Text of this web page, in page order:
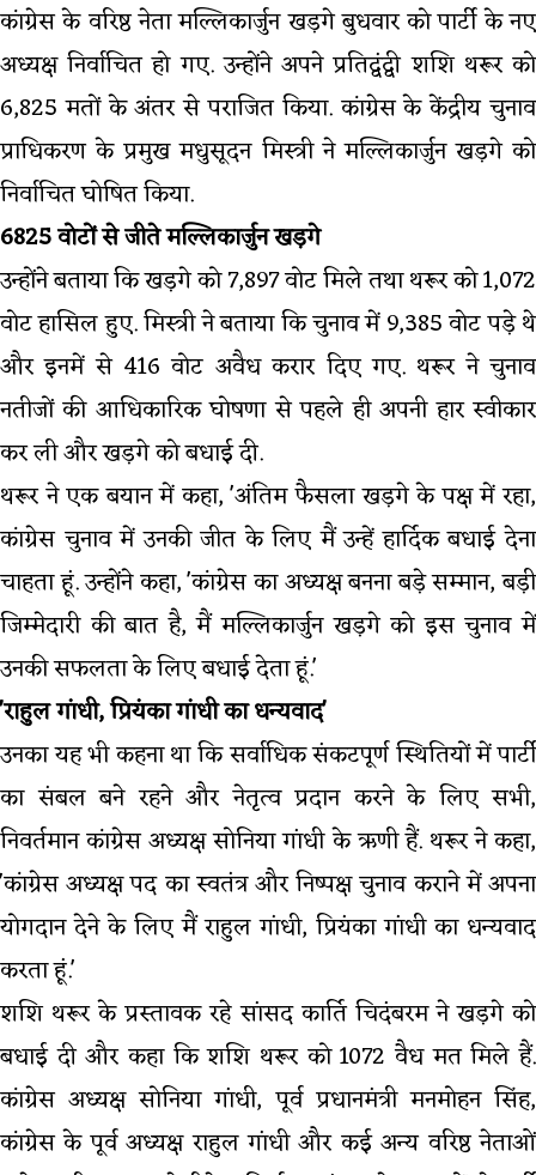
कांग्रेस के वरिष्ठ नेता मल्लिकार्जुन खड़गे बुधवार को पार्टी के नए
अध्यक्ष निर्वाचित हो गए. उन्होंने अपने प्रतिद्वंद्वी शशि थरूर को
6,825 मतों के अंतर से पराजित किया. कांग्रेस के केंद्रीय चुनाव
प्राधिकरण के प्रमुख मधुसूदन मिस्त्री ने मल्लिकार्जुन खड़गे को
निर्वाचित घोषित किया.
6825 वोटों से जीते मल्लिकार्जुन खड़गे
उन्होंने बताया कि खड़गे को 7,897 वोट मिले तथा थरूर को 1,072
वोट हासिल हुए. मिस्त्री ने बताया कि चुनाव में 9,385 वोट पड़े थे
और इनमें से 416 वोट अवैध करार दिए गए. थरूर ने चुनाव
नतीजों की आधिकारिक घोषणा से पहले ही अपनी हार स्वीकार
कर ली और खड़गे को बधाई दी.
थरूर ने एक बयान में कहा, 'अंतिम फैसला खड़गे के पक्ष में रहा,
कांग्रेस चुनाव में उनकी जीत के लिए मैं उन्हें हार्दिक बधाई देना
चाहता हूं. उन्होंने कहा, 'कांग्रेस का अध्यक्ष बनना बड़े सम्मान, बड़ी
जिम्मेदारी की बात है, मैं मल्लिकार्जुन खड़गे को इस चुनाव में
उनकी सफलता के लिए बधाई देता हूं.'
'राहुल गांधी, प्रियंका गांधी का धन्यवाद'
उनका यह भी कहना था कि सर्वाधिक संकटपूर्ण स्थितियों में पार्टी
का संबल बने रहने और नेतृत्व प्रदान करने के लिए सभी,
निवर्तमान कांग्रेस अध्यक्ष सोनिया गांधी के ऋणी हैं. थरूर ने कहा,
'कांग्रेस अध्यक्ष पद का स्वतंत्र और निष्पक्ष चुनाव कराने में अपना
योगदान देने के लिए मैं राहुल गांधी, प्रियंका गांधी का धन्यवाद
करता हूं.'
शशि थरूर के प्रस्तावक रहे सांसद कार्ति चिदंबरम ने खड़गे को
बधाई दी और कहा कि शशि थरूर को 1072 वैध मत मिले हैं.
कांग्रेस अध्यक्ष सोनिया गांधी, पूर्व प्रधानमंत्री मनमोहन सिंह,
कांग्रेस के पूर्व अध्यक्ष राहुल गांधी और कई अन्य वरिष्ठ नेताओं